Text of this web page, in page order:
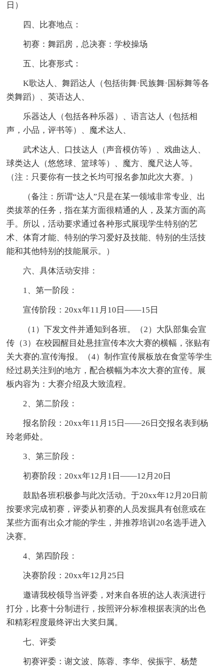
日）
四、比赛地点：
初赛：舞蹈房，总决赛：学校操场
五、比赛形式：
K歌达人、舞蹈达人（包括街舞·民族舞·国标舞等各
类舞蹈）、英语达人、
乐器达人（包括各种乐器）、语言达人（包括相
声，小品，评书等）、魔术达人、
武术达人、口技达人（声音模仿等）、戏曲达人、
球类达人（悠悠球、篮球等）、魔方、魔尺达人等。
（注：只要你有一技之长均可报名参加此次大赛。）
（备注：所谓“达人”只是在某一领域非常专业、出
类拔萃的任务，指在某方面很精通的人，及某方面的高
手。所以，活动要求通过各种形式展现学生特别的艺
术、体育才能、特别的学习爱好及技能、特别的生活技
能和其他特别的技能展示。）
六、具体活动安排：
1、第一阶段：
宣传阶段：20xx年11月10日——15日
（1）下发文件并通知到各班。（2）大队部集会宣
传（3）在校园醒目处悬挂宣传本次大赛的横幅，张贴有
关大赛的.宣传海报。（4）制作宣传展板放在食堂等学生
经过易关注到的地方，配合横幅为本次大赛的宣传。展
板内容为：大赛介绍及大致流程。
2、第二阶段：
报名阶段：20xx年11月15日——26日交报名表到杨
玲老师处。
3、第三阶段：
初赛阶段：20xx年12月1日——12月20日
鼓励各班积极参与此次活动。于20xx年12月20日前
按要求完成初赛，评委从初赛的人员发掘具有创意或在
某些方面有出众才能的学生，并推荐培训20名选手进入
决赛。
4、第四阶段：
决赛阶段：20xx年12月25日
邀请我校领导当评委，对来自各班的达人表演进行
打分，比赛十分制进行，按照评分标准根据表演的出色
和精彩程度最终评出大奖归属。
七、评委
初赛评委：谢文波、陈蓉、李华、侯振宇、杨楚